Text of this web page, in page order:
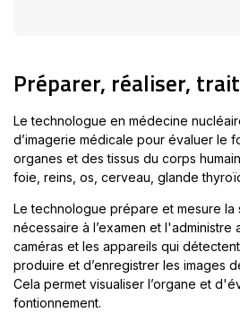
Préparer, réaliser,
Le technologue en médecine
d’imagerie médicale pour évaluer le
organes et des tissus du corps
foie, reins, os, cerveau, glande
Le technologue prépare et mesure la
nécessaire à l’examen et l'administre
caméras et les appareils qui
produire et d’enregistrer les images
Cela permet visualiser l’organe et
fontionnement.